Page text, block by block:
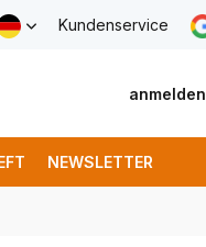
Kundenservice
anmelden
NEWSLETTER